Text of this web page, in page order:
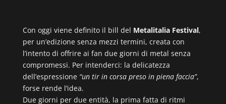
Con oggi viene definito il bill del Metalitalia Festival,
per un’edizione senza mezzi termini, creata con
l’intento di offrire ai fan due giorni di metal senza
compromessi. Per intenderci: la delicatezza
dell’espressione “un tir in corsa preso in piena faccia”,
forse rende l’idea.
Due giorni per due entità, la prima fatta di ritmi